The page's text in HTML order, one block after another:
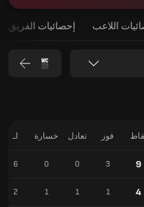
اللاعب إحصائيات الفريق
فوز تعادل خسارة لـ
9
3
0
0
6
4
1
1
1
2